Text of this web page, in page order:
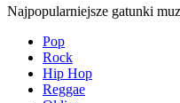
Najpopularniejsze gatunki
Pop
Rock
Hip Hop
Reggae